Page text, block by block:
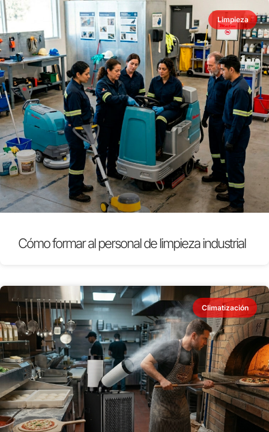
Limpieza
Cómo formar al personal de limpieza industrial
Climatización